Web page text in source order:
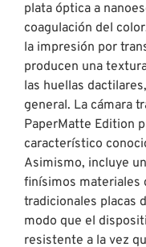
plata óptica a
coagulación del
la impresión por
producen una
las huellas
general. La cámara
PaperMatte Edition
característico
Asimismo, incluye
finísimos materiales
tradicionales placas
modo que el
resistente a la vez